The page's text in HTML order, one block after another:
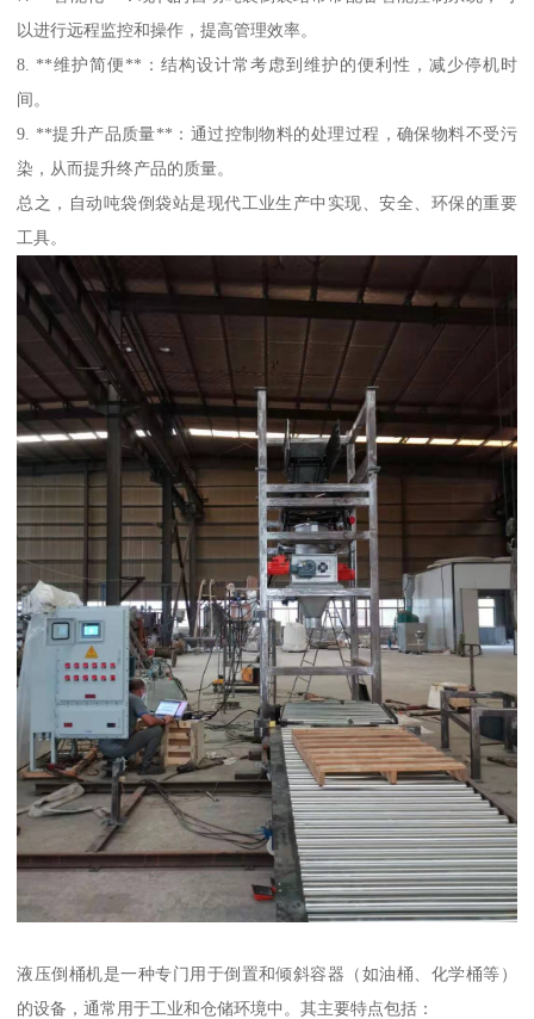
以进行远程监控和操作，提高管理效率。
8. **维护简便**：结构设计常考虑到维护的便利性，减少停机时
间。
9. **提升产品质量**：通过控制物料的处理过程，确保物料不受污
染，从而提升终产品的质量。
总之，自动吨袋倒袋站是现代工业生产中实现、安全、环保的重要
工具。
液压倒桶机是一种专门用于倒置和倾斜容器（如油桶、化学桶等）
的设备，通常用于工业和仓储环境中。其主要特点包括：